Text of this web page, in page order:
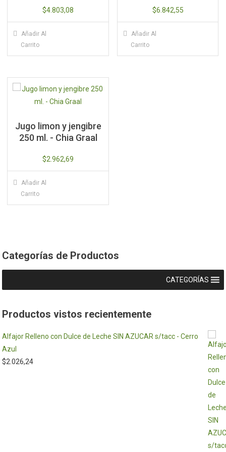
$4.803,08
Añadir Al
Carrito
$6.842,55
Añadir Al
Carrito
Jugo limon y jengibre
250 ml. - Chia Graal
$2.962,69
Añadir Al
Carrito
Categorías de Productos
CATEGORÍAS
Productos vistos recientemente
Alfajor Relleno con Dulce de Leche SIN AZUCAR s/tacc - Cerro
Azul
$2.026,24